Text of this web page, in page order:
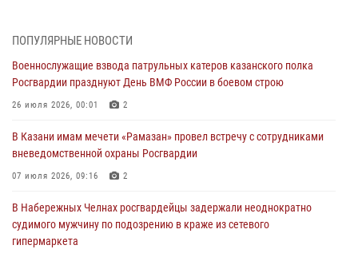
Татарстанские росгвардейцы завоевали «бронзу» в окружном этапе
24 июля 2026, 15:05 4
В казанском полку Росгвардии состоялся концерт певицы Кристины
В Нижнекамске сотрудники Росгвардии задержали подозреваемого
23 июля 2026, 06:47
В Казани Росгвардия приняла участие в обеспечении безопасности
ПОПУЛЯРНЫЕ НОВОСТИ
Военнослужащие взвода патрульных катеров казанского полка
Росгвардии празднуют День ВМФ России в боевом строю
26 июля 2026, 00:01 2
В Казани имам мечети «Рамазан» провел встречу с сотрудниками
вневедомственной охраны Росгвардии
07 июля 2026, 09:16 2
В Набережных Челнах росгвардейцы задержали неоднократно
судимого мужчину по подозрению в краже из сетевого
гипермаркета